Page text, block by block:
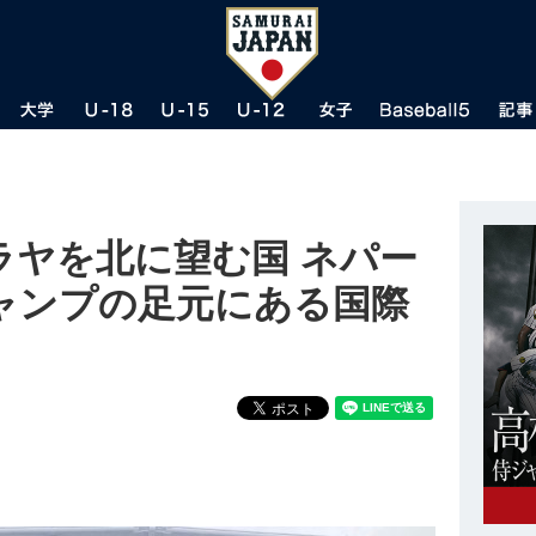
を北に望む国 ネパー
ンプの足元にある国際